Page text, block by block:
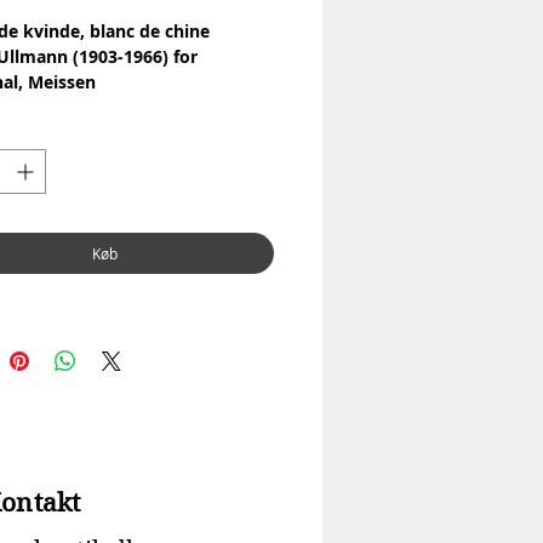
kvinde, blanc de chine
(1903-1966) for
Meissen
skår eller revner
cm
Køb